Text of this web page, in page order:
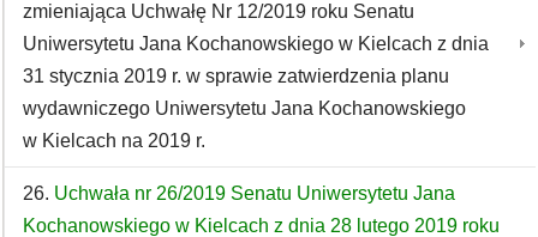
zmieniająca Uchwałę Nr 12/2019 roku Senatu
Uniwersytetu Jana Kochanowskiego w Kielcach z dnia
31 stycznia 2019 r. w sprawie zatwierdzenia planu
wydawniczego Uniwersytetu Jana Kochanowskiego
w Kielcach na 2019 r.
26. Uchwała nr 26/2019 Senatu Uniwersytetu Jana
Kochanowskiego w Kielcach z dnia 28 lutego 2019 roku